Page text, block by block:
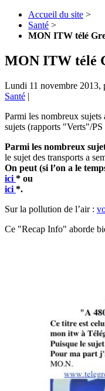
Accueil du site >
Santé >
MON ITW télé
MON ITW télé
Lundi 11 novembre 2013,
Santé |
Parmi les nombreux
sujets (rapports "Verts"/
Parmi les nombreux
le sujet des transports a
On peut (si l’on a le
ici * ou
ici *.
Sur la pollution de l’air :
Ce "Recap Info" aborde